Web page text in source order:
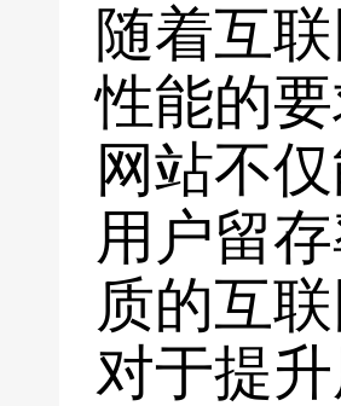
随着互
性能的
网站不
用户留
质的互
对于提